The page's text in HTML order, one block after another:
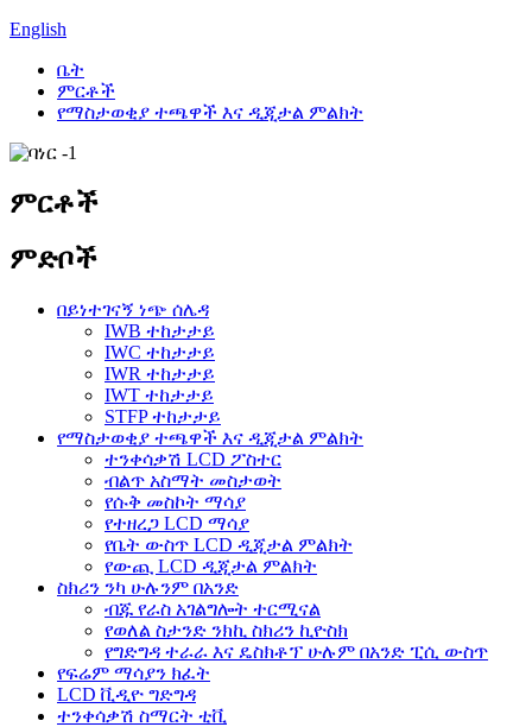
English
ቤት
ምርቶች
የማስታወቂያ ተጫዋች እና ዲጂታል ምልክት
ምርቶች
ምድቦች
በይነተገናኝ ነጭ ሰሌዳ
IWB ተከታታይ
IWC ተከታታይ
IWR ተከታታይ
IWT ተከታታይ
STFP ተከታታይ
የማስታወቂያ ተጫዋች እና ዲጂታል ምልክት
ተንቀሳቃሽ LCD ፖስተር
ብልጥ አስማት መስታወት
የሱቅ መስኮት ማሳያ
የተዘረጋ LCD ማሳያ
የቤት ውስጥ LCD ዲጂታል ምልክት
የውጪ LCD ዲጂታል ምልክት
ስክሪን ንካ ሁሉንም በአንድ
ብጁ የራስ አገልግሎት ተርሚናል
የወለል ስታንድ ንክኪ ስክሪን ኪዮስክ
የግድግዳ ተራራ እና ዴስክቶፕ ሁሉም በአንድ ፒሲ ውስጥ
የፍሬም ማሳያን ክፈት
LCD ቪዲዮ ግድግዳ
ተንቀሳቃሽ ስማርት ቲቪ